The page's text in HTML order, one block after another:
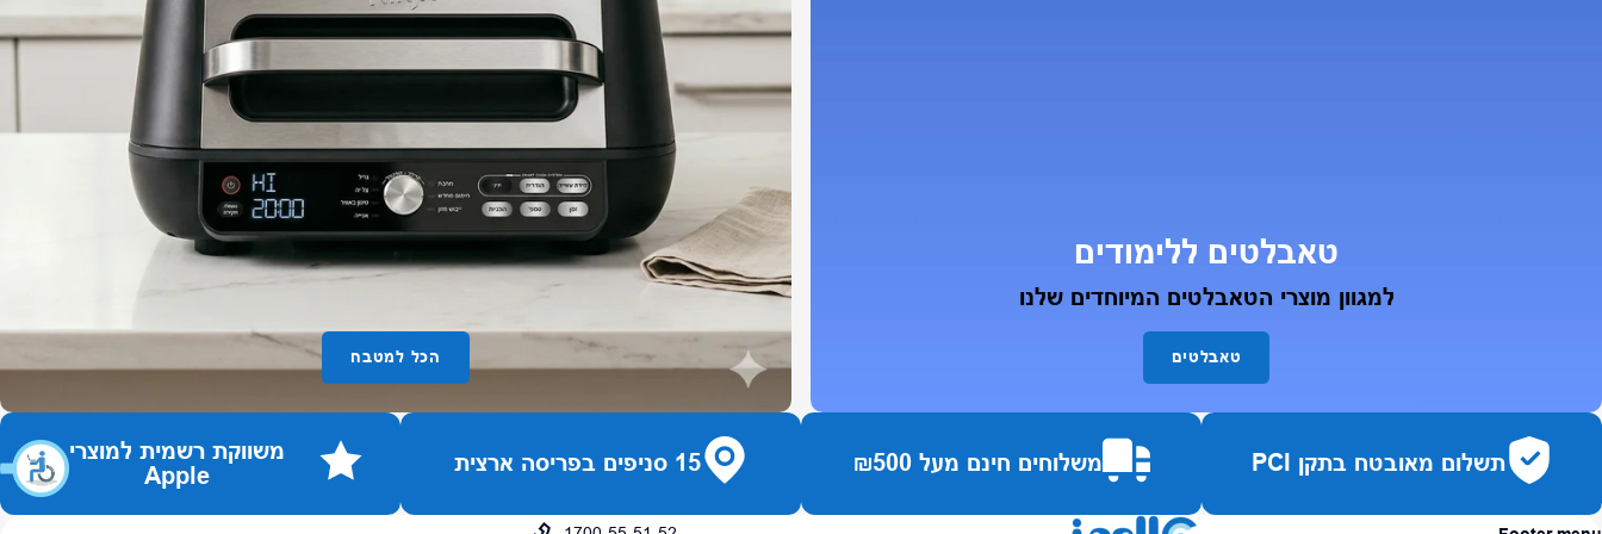
טאבלטים ללימודים
למגוון מוצרי הטאבלטים המיוחדים שלנו
טאבלטים הכל למטבח
תשלום מאובטח בתקן PCI משלוחים חינם מעל ₪500 15 סניפים בפריסה ארצית
משווקת רשמית למוצרי
Apple